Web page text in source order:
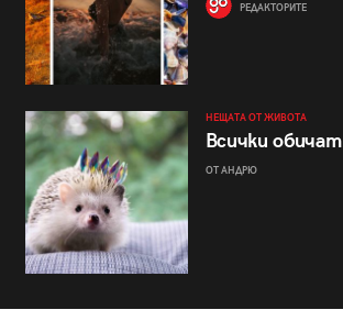
РЕДАКТОРИТЕ
НЕЩАТА ОТ ЖИВОТА
Всички
ОТ АНДРЮ